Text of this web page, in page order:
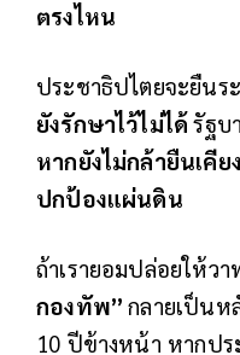
ตรงไหน
ประชาธิปไตยจะยืนร
ยังรักษาไว้ไม่ได้รัฐบ
หากยังไม่กล้ายืนเคี
ปกป้องแผ่นดิน
ถ้าเรายอมปล่อยให้วา
กองทัพ”กลายเป็นห
10 ปีข้างหน้า หากปร